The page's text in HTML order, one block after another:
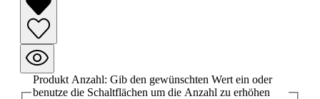
Produkt Anzahl: Gib den gewünschten Wert ein oder
benutze die Schaltflächen um die Anzahl zu erhöhen